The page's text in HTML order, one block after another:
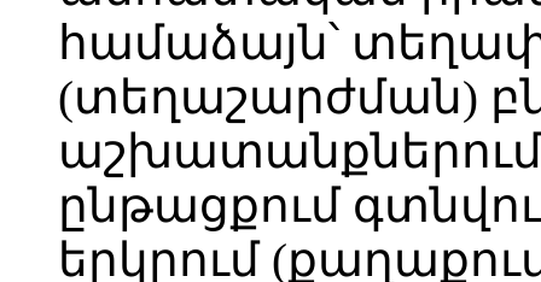
համաձայն՝
(տեղաշարժման)
ընթացքում
երկրում